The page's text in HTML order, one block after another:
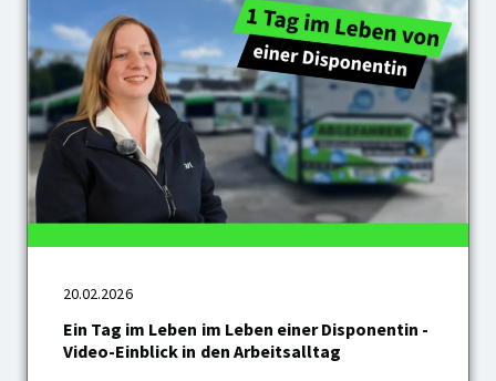
20.02.2026
Ein Tag im Leben im Leben einer Disponentin -
Video-Einblick in den Arbeitsalltag
Ein
im
Leben